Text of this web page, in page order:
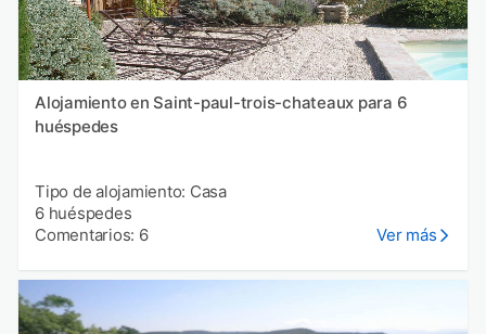
Alojamiento en Saint-paul-trois-chateaux para 6
huéspedes
Tipo de alojamiento: Casa
6 huéspedes
Comentarios: 6
Ver más